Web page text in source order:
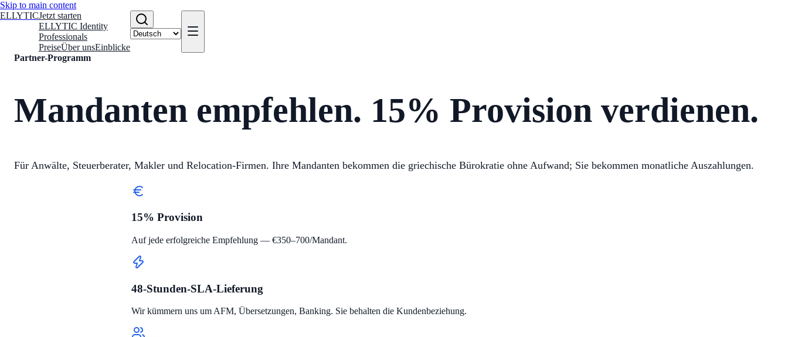
Skip to main content
ELLYTICJetzt starten
ELLYTIC Identity
Professionals
PreiseÜber unsEinblicke
Partner-Programm
Mandanten empfehlen. 15% Provision verdienen.
Für Anwälte, Steuerberater, Makler und Relocation-Firmen. Ihre Mandanten bekommen die griechische Bürokratie ohne Aufwand; Sie bekommen monatliche Auszahlungen.
15% Provision
Auf jede erfolgreiche Empfehlung — €350–700/Mandant.
48-Stunden-SLA-Lieferung
Wir kümmern uns um AFM, Übersetzungen, Banking. Sie behalten die Kundenbeziehung.